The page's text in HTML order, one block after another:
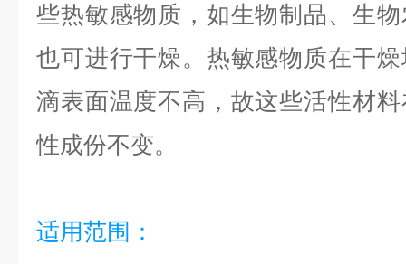
些热敏感物质，如生物制品、生
也可进行干燥。热敏感物质在干
滴表面温度不高，故这些活性材
性成份不变。
适用范围：